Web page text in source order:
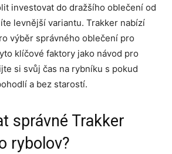
investovat do dražšího oblečení od
levnější variantu. Trakker nabízí
výběr správného oblečení pro
klíčové faktory jako návod pro
si svůj čas na rybníku s pokud
a bez starostí.
správné Trakker
rybolov?